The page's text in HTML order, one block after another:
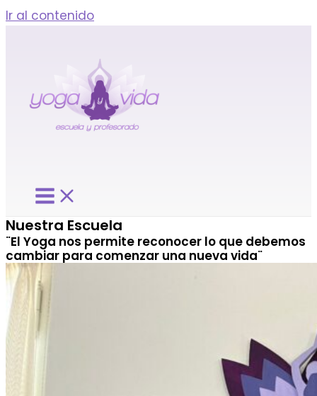
Ir al contenido
Nuestra Escuela
¨El Yoga nos permite reconocer lo que debemos
cambiar para comenzar una nueva vida¨